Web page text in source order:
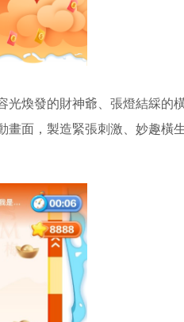
光煥發的財神爺、張燈結綵的
面，製造緊張刺激、妙趣橫